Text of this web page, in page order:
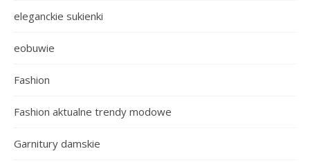
eleganckie sukienki
eobuwie
Fashion
Fashion aktualne trendy modowe
Garnitury damskie